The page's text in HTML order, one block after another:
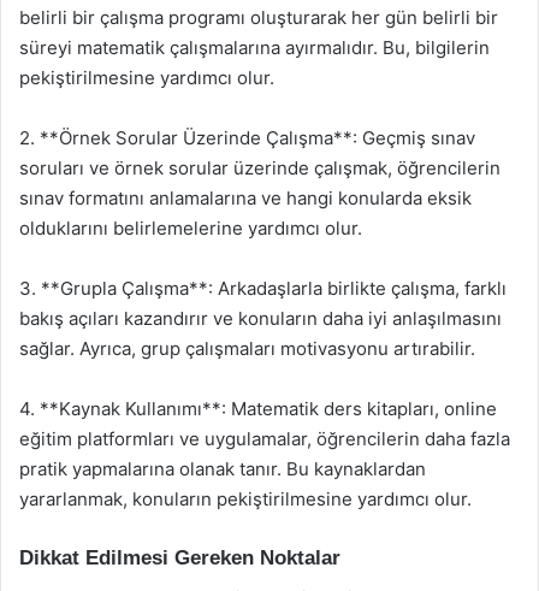
belirli bir çalışma programı oluşturarak her gün belirli bir
süreyi matematik çalışmalarına ayırmalıdır. Bu, bilgilerin
pekiştirilmesine yardımcı olur.
2. **Örnek Sorular Üzerinde Çalışma**: Geçmiş sınav
soruları ve örnek sorular üzerinde çalışmak, öğrencilerin
sınav formatını anlamalarına ve hangi konularda eksik
olduklarını belirlemelerine yardımcı olur.
3. **Grupla Çalışma**: Arkadaşlarla birlikte çalışma, farklı
bakış açıları kazandırır ve konuların daha iyi anlaşılmasını
sağlar. Ayrıca, grup çalışmaları motivasyonu artırabilir.
4. **Kaynak Kullanımı**: Matematik ders kitapları, online
eğitim platformları ve uygulamalar, öğrencilerin daha fazla
pratik yapmalarına olanak tanır. Bu kaynaklardan
yararlanmak, konuların pekiştirilmesine yardımcı olur.
Dikkat Edilmesi Gereken Noktalar